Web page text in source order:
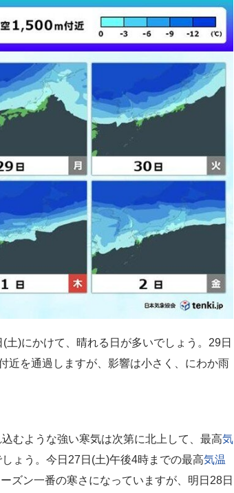
)にかけて、晴れる日が多いでしょう。29日
近を通過しますが、影響は小さく、にわか雨
むような強い寒気は次第に北上して、最高気
ょう。今日27日(土)午後4時までの最高気温
ズン一番の寒さになっていますが、明日28日